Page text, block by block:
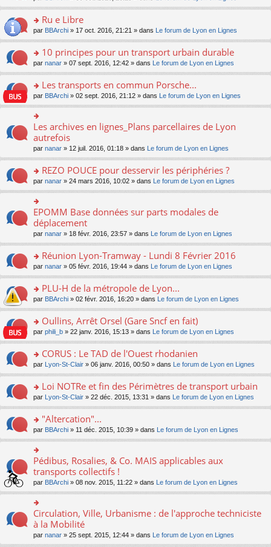
e
nt
u
ré
c
e
nt
n
le
pl
u
ré
c
e
nt
e
n
n
le
pl
u
ré
c
e
nt
a
g
e
n
n
le
pl
u
s
ré
c
e
nt
le
m
e
a
g
e
n
n
le
pl
u
s
e
nt
n
ult
er
le
m
e
a
g
e
n
o
lu
le
pl
u
s
c
nt
o
n
ult
er
le
m
e
s
g
e
n
o
lu
le
pl
u
s
ré
e
Ru e Libre
par BBArchi » 17 oct. 2016, 21:21 » dans Le forum de Lyon en Lignes
o
n
ult
er
le
m
s
a
e
n
o
n
lu
le
pl
u
s
ré
e
10 principes pour un transport urbain durable
par nanar » 07 sept. 2016, 12:42 » dans Le forum de Lyon en Lignes
o
n
s
ult
er
le
m
e
s
a
e
n
o
n
pl
u
s
ré
e
Les transports en commun Porsche...
par BBArchi » 02 sept. 2016, 21:12 » dans Le forum de Lyon en Lignes
n
ult
er
le
m
e
s
s
a
g
e
n
o
lu
le
pl
u
s
c
e
nt
Les archives en lignes_Plans parcellaires de Lyon
autrefois
par nanar » 12 juil. 2016, 01:18 » dans Le forum de Lyon en Lignes
o
n
s
ult
er
le
m
e
s
a
e
n
o
lu
le
pl
u
s
e
nt
REZO POUCE pour desservir les périphéries ?
par nanar » 24 mars 2016, 10:02 » dans Le forum de Lyon en Lignes
o
n
ult
er
le
m
e
s
a
g
e
n
lu
le
pl
u
ré
c
e
nt
EPOMM Base données sur parts modales de
déplacement
par nanar » 18 févr. 2016, 23:57 » dans Le forum de Lyon en Lignes
o
n
ult
er
le
m
e
a
g
e
n
n
le
pl
u
s
ré
c
e
nt
Réunion Lyon-Tramway - Lundi 8 Février 2016
par nanar » 05 févr. 2016, 19:44 » dans Le forum de Lyon en Lignes
o
n
ult
er
le
m
e
a
g
e
n
n
le
pl
u
s
c
nt
PLU-H de la métropole de Lyon...
par BBArchi » 02 févr. 2016, 16:20 » dans Le forum de Lyon en Lignes
o
n
ult
er
le
m
e
a
g
e
n
o
n
lu
le
pl
u
s
ré
e
Oullins, Arrêt Orsel (Gare Sncf en fait)
par phili_b » 22 janv. 2016, 15:13 » dans Le forum de Lyon en Lignes
o
n
ult
er
le
m
e
s
g
e
n
o
n
lu
le
pl
u
CORUS : Le TAD de l'Ouest rhodanien
par Lyon-St-Clair » 06 janv. 2016, 00:50 » dans Le forum de Lyon en Lignes
o
n
ult
er
le
m
e
s
a
e
n
o
n
Loi NOTRe et fin des Périmètres de transport urbain
par Lyon-St-Clair » 22 déc. 2015, 13:31 » dans Le forum de Lyon en Lignes
o
n
s
ult
er
le
m
e
s
s
a
g
e
"Altercation"...
par BBArchi » 11 déc. 2015, 10:39 » dans Le forum de Lyon en Lignes
o
n
ult
er
le
m
e
s
Pédibus, Rosalies, & Co. MAIS applicables aux
transports collectifs !
par BBArchi » 08 nov. 2015, 11:22 » dans Le forum de Lyon en Lignes
o
n
ult
Circulation, Ville, Urbanisme : de l'approche techniciste
à la Mobilité
par nanar » 25 sept. 2015, 12:44 » dans Le forum de Lyon en Lignes